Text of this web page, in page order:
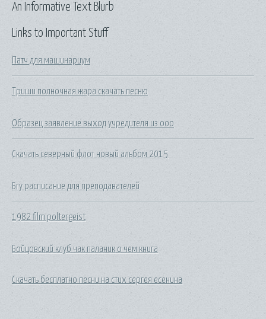
Links to Important Stuff
Патч для машинариум
Триши полночная жара скачать песню
Образец заявление выход учредителя из ооо
Скачать северный флот новый альбом 2015
Бгу расписание для преподавателей
1982 film poltergeist
Бойцовский клуб чак паланик о чем книга
Скачать бесплатно песни на стих сергея есенина
An Informative Text Blurb